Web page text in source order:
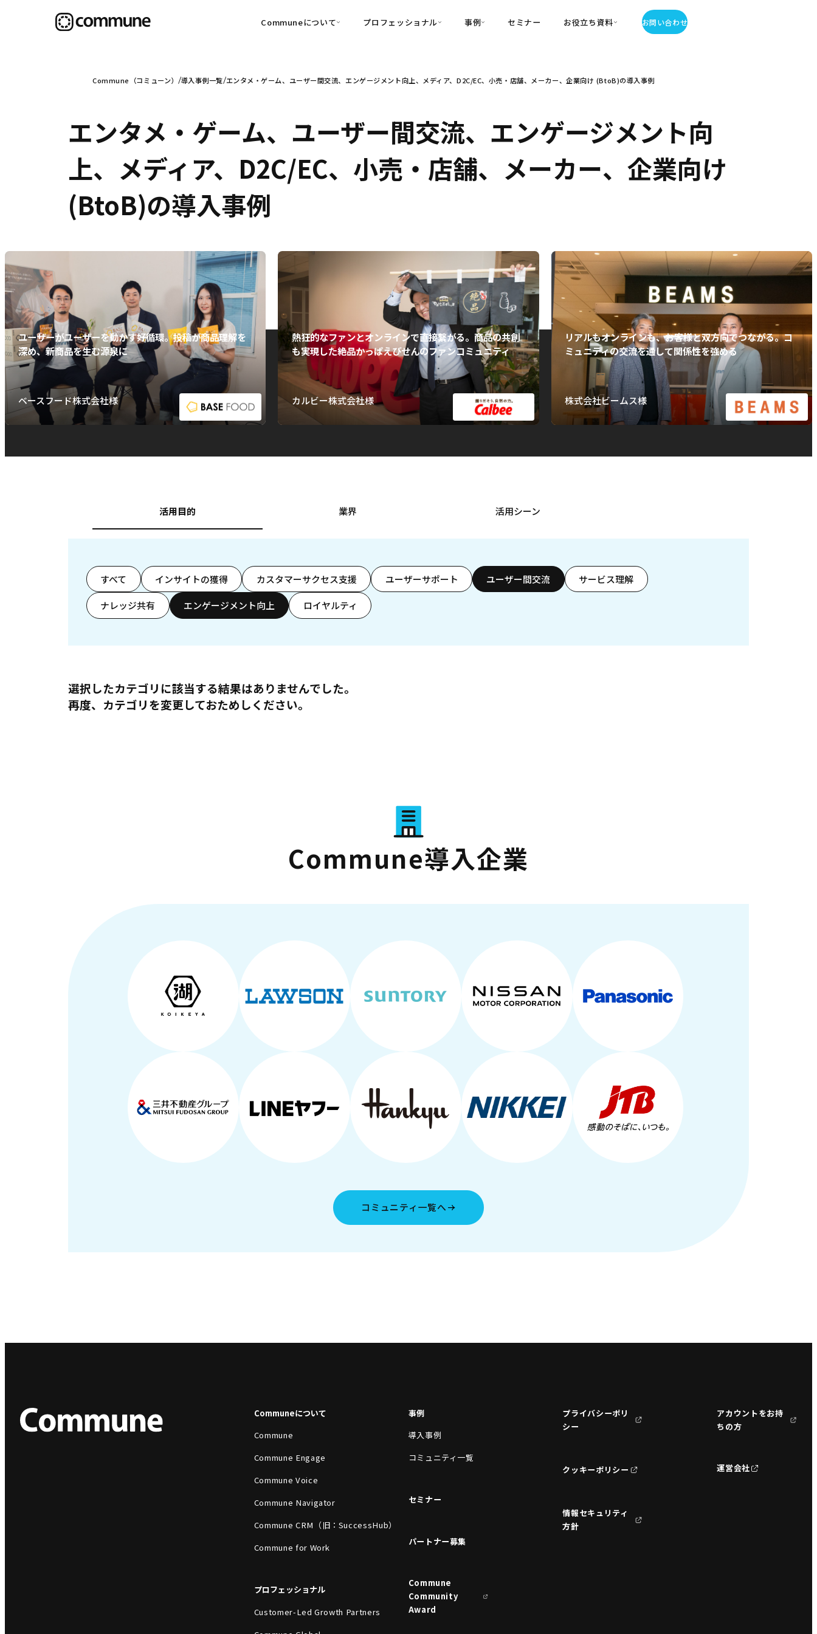
Communeについて
可視化
育成
・Commune Voice ・Commune Navigator
信頼を醸成する信頼起点経営基盤
・Commune CRM（旧：
SuccessHub）
社内コミュニケーションの変革を支援
プロフェッショナル
・Customer-Led Growth
事例
導入事例
セミナー お役立ち資料
・お役立ち資料
お問い合わせ
Commune（コミューン） 導入事例一覧 エンタメ・ゲーム、ユーザー間交流、エンゲージメント向上、メディア、D2C/EC、小売・店舗、メーカー、企業向け (BtoB)の導入事例
エンタメ・ゲーム、ユーザー間交流、エンゲージメント向
上、メディア、D2C/EC、小売・店舗、メーカー、企業向け
(BtoB)の導入事例
ユーザーがユーザーを動かす好循環。投稿が商品理解を
深め、新商品を生む源泉に
ベースフード株式会社様
熱狂的なファンとオンラインで直接繋がる。商品の共創
も実現した絶品かっぱえびせんのファンコミュニティ
カルビー株式会社様
リアルもオンラインも、お客様と双方向でつながる。コ
ミュニティの交流を通して関係性を強める
株式会社ビームス様
活用目的 業界 活用シーン
すべて インサイトの獲得 カスタマーサクセス支援 ユーザーサポート ユーザー間交流 サービス理解
ナレッジ共有 エンゲージメント向上 ロイヤルティ
選択したカテゴリに該当する結果はありませんでした。
再度、カテゴリを変更しておためしください。
Commune導入企業
コミュニティ一覧へ
Communeについて
Commune
Commune Engage
Commune Voice
Commune Navigator
Commune CRM（旧：SuccessHub）
Commune for Work
プロフェッショナル
Customer-Led Growth Partners
事例
導入事例
コミュニティ一覧
セミナー
パートナー募集
Commune
Community
Award
プライバシーポリ
シー
クッキーポリシー
情報セキュリティ
方針
アカウントをお持
ちの方
運営会社